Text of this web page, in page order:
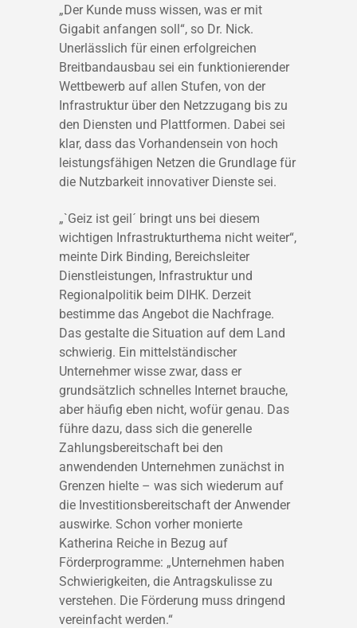
„Der Kunde muss wissen, was er mit
Gigabit anfangen soll“, so Dr. Nick.
Unerlässlich für einen erfolgreichen
Breitbandausbau sei ein funktionierender
Wettbewerb auf allen Stufen, von der
Infrastruktur über den Netzzugang bis zu
den Diensten und Plattformen. Dabei sei
klar, dass das Vorhandensein von hoch
leistungsfähigen Netzen die Grundlage für
die Nutzbarkeit innovativer Dienste sei.
„`Geiz ist geil´ bringt uns bei diesem
wichtigen Infrastrukturthema nicht weiter“,
meinte Dirk Binding, Bereichsleiter
Dienstleistungen, Infrastruktur und
Regionalpolitik beim DIHK. Derzeit
bestimme das Angebot die Nachfrage.
Das gestalte die Situation auf dem Land
schwierig. Ein mittelständischer
Unternehmer wisse zwar, dass er
grundsätzlich schnelles Internet brauche,
aber häufig eben nicht, wofür genau. Das
führe dazu, dass sich die generelle
Zahlungsbereitschaft bei den
anwendenden Unternehmen zunächst in
Grenzen hielte – was sich wiederum auf
die Investitionsbereitschaft der Anwender
auswirke. Schon vorher monierte
Katherina Reiche in Bezug auf
Förderprogramme: „Unternehmen haben
Schwierigkeiten, die Antragskulisse zu
verstehen. Die Förderung muss dringend
vereinfacht werden.“